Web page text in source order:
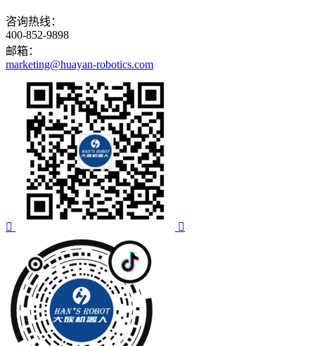
咨询热线：
400-852-9898
邮箱：
marketing@huayan-robotics.com